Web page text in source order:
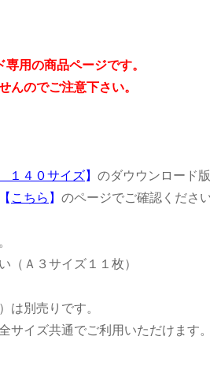
用の商品ページです。
のでご注意下さい。
１４０サイズ】 のダウウンロード版
【 こちら 】 のページでご確認ください
（Ａ３サイズ１１枚）
は別売りです。
イズ共通でご利用いただけます。